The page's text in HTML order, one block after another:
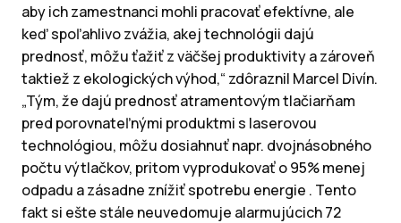
aby ich zamestnanci mohli pracovať efektívne, ale
keď spoľahlivo zvážia, akej technológii dajú
prednosť, môžu ťažiť z väčšej produktivity a zároveň
taktiež z ekologických výhod,“ zdôraznil Marcel Divín.
„Tým, že dajú prednosť atramentovým tlačiarňam
pred porovnateľnými produktmi s laserovou
technológiou, môžu dosiahnuť napr. dvojnásobného
počtu výtlačkov, pritom vyprodukovať o 95% menej
odpadu a zásadne znížiť spotrebu energie . Tento
fakt si ešte stále neuvedomuje alarmujúcich 72